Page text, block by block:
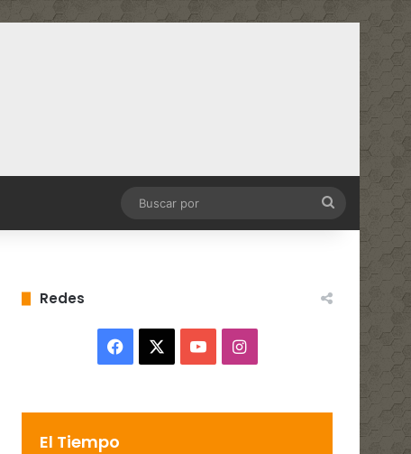
por
Redes
Facebook YouTubeInstagram
El Tiempo